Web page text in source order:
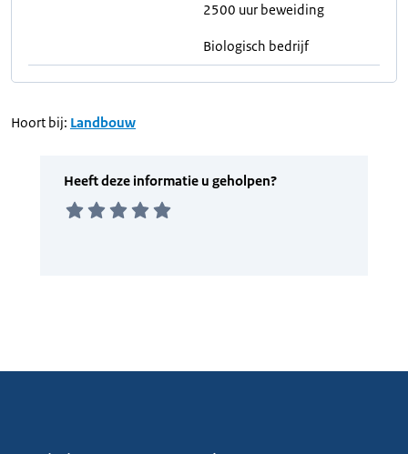
2500 uur beweiding
Biologisch bedrijf
Hoort bij: Landbouw